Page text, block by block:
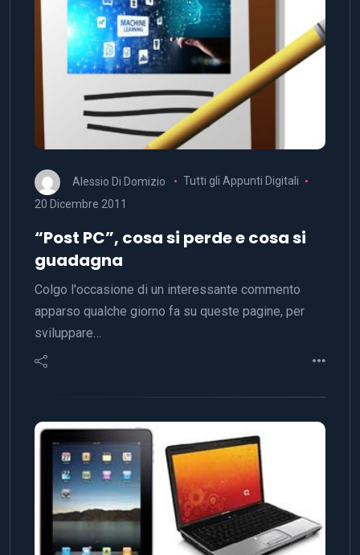
Alessio Di Domizio
Tutti gli Appunti Digitali
20 Dicembre 2011
“Post PC”, cosa si perde e cosa si
guadagna
Colgo l'occasione di un interessante commento
apparso qualche giorno fa su queste pagine, per
sviluppare…